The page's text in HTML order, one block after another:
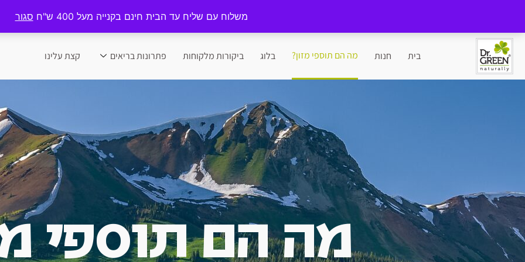
משלוח עם שליח עד הבית חינם בקנייה מעל 400 ש"ח סגור
בית חנות מה הם תוספי מזון? בלוג ביקורות מלקוחות פתרונות בריאים קצת עלינו
מה הם תוספי